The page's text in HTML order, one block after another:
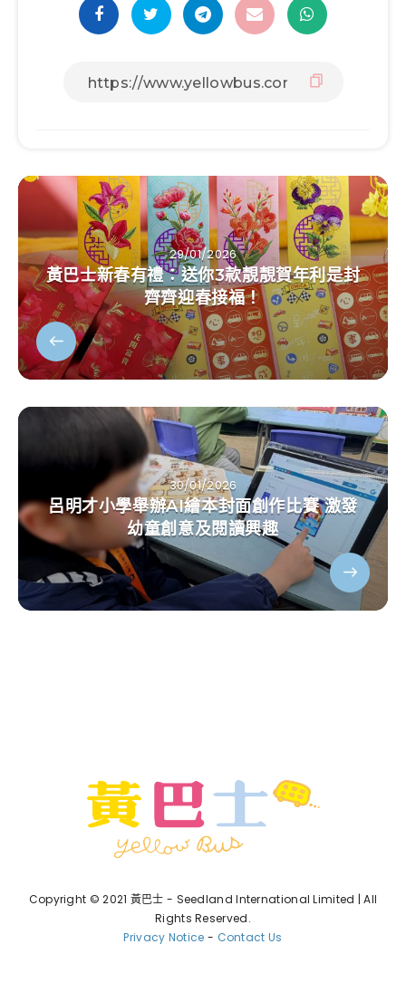
29/01/2026
黃巴士新春有禮：送你3款靚靚賀年利是封
齊齊迎春接福！
30/01/2026
呂明才小學舉辦AI繪本封面創作比賽 激發
幼童創意及閱讀興趣
Copyright © 2021 黃巴士 - Seedland International Limited | All
Rights Reserved.
Privacy Notice - Contact Us